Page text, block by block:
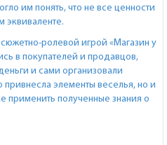
им понять, что не все ценности
эквиваленте.
ролевой игрой «Магазин у
в покупателей и продавцов,
и сами организовали
привнесла элементы веселья, но и
применить полученные знания о